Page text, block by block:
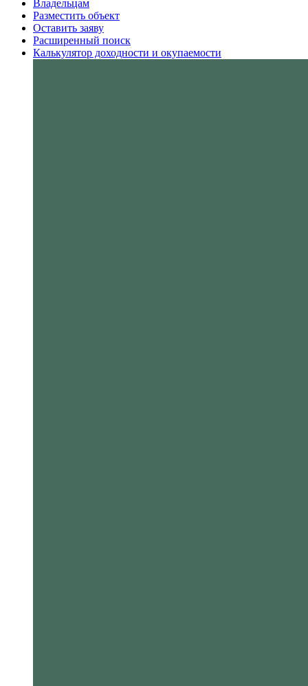
Владельцам
Разместить объект
Оставить заяву
Расширенный поиск
Калькулятор доходности и окупаемости